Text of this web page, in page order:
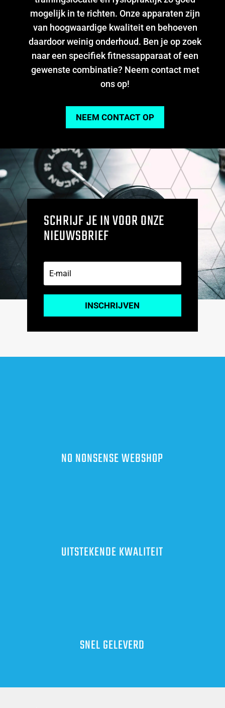
mogelijk in te richten. Onze apparaten zijn
van hoogwaardige kwaliteit en behoeven
daardoor weinig onderhoud. Ben je op zoek
naar een specifiek fitnessapparaat of een
gewenste combinatie? Neem contact met
ons op!
NEEM CONTACT OP
SCHRIJF JE IN VOOR ONZE
NIEUWSBRIEF
INSCHRIJVEN
NO NONSENSE WEBSHOP
UITSTEKENDE KWALITEIT
SNEL GELEVERD